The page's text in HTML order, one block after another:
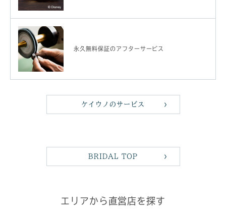
永久無料保証のアフターサービス
ケイウノのサービス
BRIDAL TOP
エリアから直営店を探す